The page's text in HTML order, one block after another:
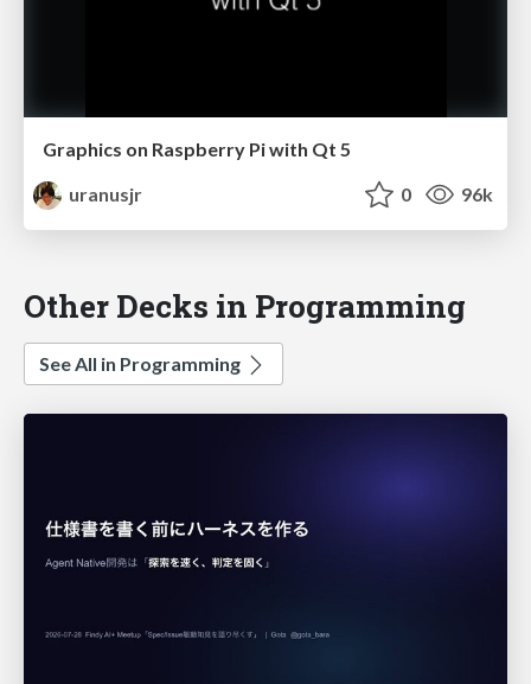
Graphics on Raspberry Pi with Qt 5
uranusjr
0 96k
Other Decks in Programming
See All in Programming